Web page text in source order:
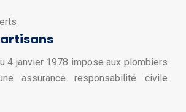
4 janvier 1978 impose aux plombiers
assurance responsabilité civile